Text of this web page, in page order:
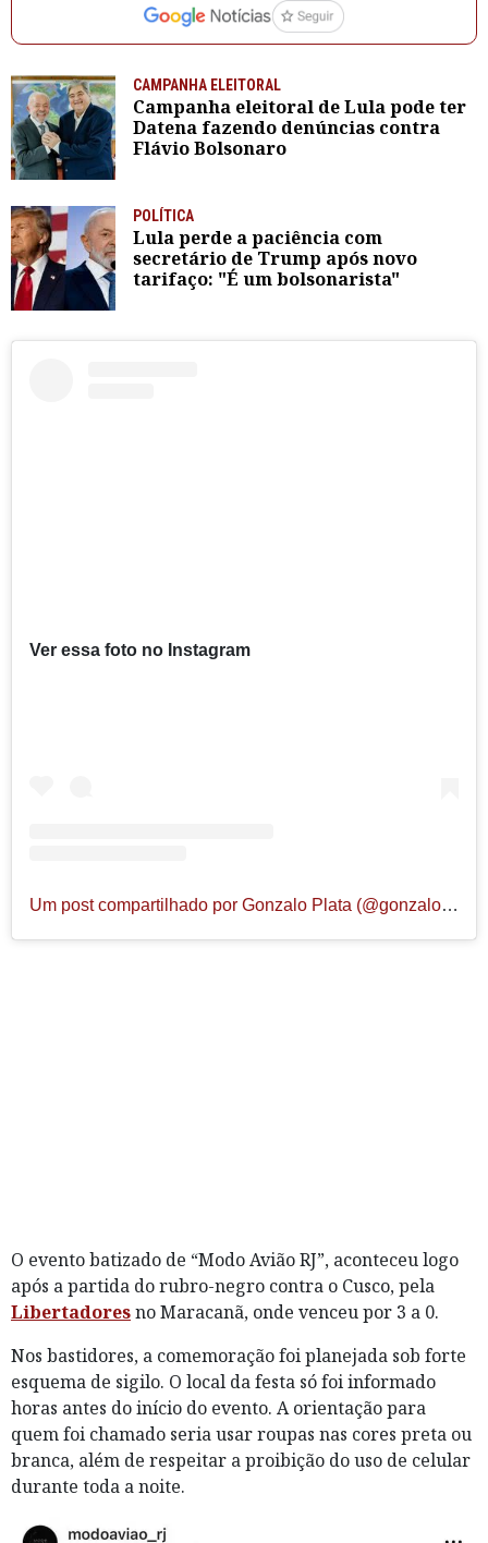
CAMPANHA ELEITORAL
Campanha eleitoral de Lula pode ter
Datena fazendo denúncias contra
Flávio Bolsonaro
POLÍTICA
Lula perde a paciência com
secretário de Trump após novo
tarifaço: "É um bolsonarista"
Ver essa foto no Instagram
Um post compartilhado por Gonzalo Plata (@gonzaloplata)
O evento batizado de “Modo Avião RJ”, aconteceu logo
após a partida do rubro-negro contra o Cusco, pela
Libertadoresno Maracanã, onde venceu por 3 a 0.
Nos bastidores, a comemoração foi planejada sob forte
esquema de sigilo. O local da festa só foi informado
horas antes do início do evento. A orientação para
quem foi chamado seria usar roupas nas cores preta ou
branca, além de respeitar a proibição do uso de celular
durante toda a noite.